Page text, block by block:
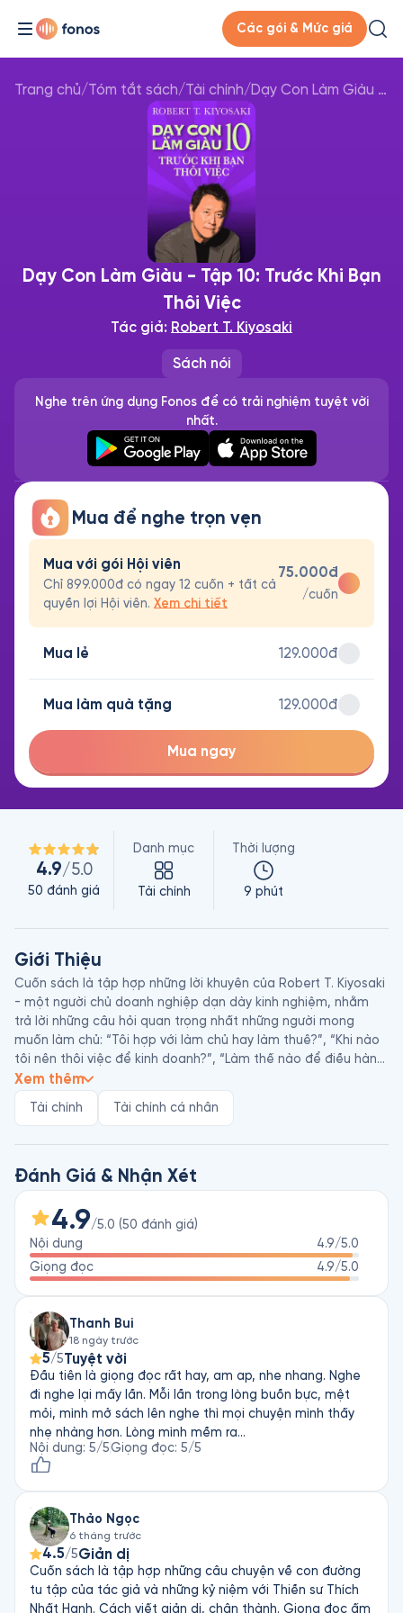
Các gói & Mức giá
Trang chủ/Tóm tắt sách/Tài chính/ Dạy Con Làm Giàu - Tập 10: Trước Khi Bạn Thôi Việc
Sách nói
Dạy Con Làm Giàu - Tập 10: Trước Khi Bạn
Thôi Việc
Tác giả: Robert T. Kiyosaki
Nghe trên ứng dụng Fonos để có trải nghiệm tuyệt vời
nhất.
Mua để nghe trọn vẹn
Mua với gói Hội viên
Chỉ 899.000đ có ngay 12 cuốn + tất cả
quyền lợi Hội viên. Xem chi tiết
75.000đ
/cuốn
Mua lẻ 129.000đ
Mua làm quà tặng 129.000đ
Mua ngay
4.9/5.0
50 đánh giá
Danh mục
Tài chính
Thời lượng
9 phút
Giới Thiệu
Cuốn sách là tập hợp những lời khuyên của Robert T. Kiyosaki
- một người chủ doanh nghiệp dạn dày kinh nghiệm, nhằm
trả lời những câu hỏi quan trọng nhất những người mong
muốn làm chủ: “Tôi hợp với làm chủ hay làm thuê?”, “Khi nào
tôi nên thôi việc để kinh doanh?”, “Làm thế nào để điều hành
một công ty có lợi nhuận?”.
Xem thêm
Tài chính Tài chính cá nhân
Đánh Giá & Nhận Xét
4.9/5.0 (50 đánh giá)
Nội dung
4.9/5.0
Giọng đọc
4.9/5.0
Thanh Bui
18 ngày trước
5/5Tuyệt vời
Đầu tiên là giọng đọc rất hay, am ap, nhe nhang. Nghe
đi nghe lại mấy lần. Mỗi lần trong lòng buồn bực, mệt
mỏi, mình mở sách lên nghe thì mọi chuyện mình thấy
nhẹ nhàng hơn. Lòng mình mềm ra…
Nội dung: 5/5Giọng đọc: 5/5
Thảo Ngọc
6 tháng trước
4.5/5Giản dị
Cuốn sách là tập hợp những câu chuyện về con đường
tu tập của tác giả và những kỷ niệm với Thiền sư Thích
Nhất Hạnh. Cách viết giản dị, chân thành. Giọng đọc ấm